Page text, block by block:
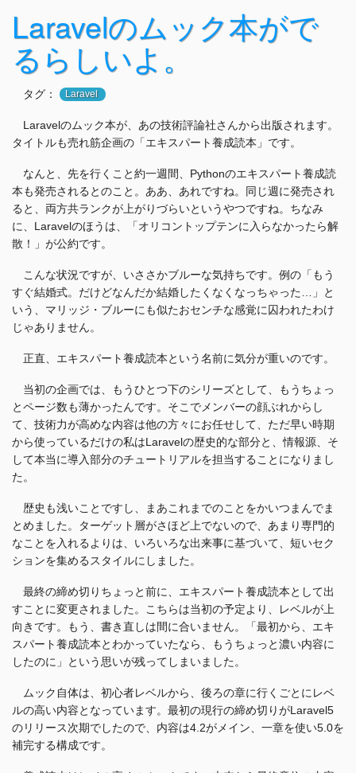
Laravelのムック本がで
るらしいよ。
タグ： Laravel
Laravelのムック本が、あの技術評論社さんから出版されます。
タイトルも売れ筋企画の「エキスパート養成読本」です。
なんと、先を行くこと約一週間、Pythonのエキスパート養成読
本も発売されるとのこと。ああ、あれですね。同じ週に発売され
ると、両方共ランクが上がりづらいというやつですね。ちなみ
に、Laravelのほうは、「オリコントップテンに入らなかったら解
散！」が公約です。
こんな状況ですが、いささかブルーな気持ちです。例の「もう
すぐ結婚式。だけどなんだか結婚したくなくなっちゃった…」と
いう、マリッジ・ブルーにも似たおセンチな感覚に囚われたわけ
じゃありません。
正直、エキスパート養成読本という名前に気分が重いのです。
当初の企画では、もうひとつ下のシリーズとして、もうちょっ
とページ数も薄かったんです。そこでメンバーの顔ぶれからし
て、技術力が高めな内容は他の方々にお任せして、ただ早い時期
から使っているだけの私はLaravelの歴史的な部分と、情報源、そ
して本当に導入部分のチュートリアルを担当することになりまし
た。
歴史も浅いことですし、まあこれまでのことをかいつまんでま
とめました。ターゲット層がさほど上でないので、あまり専門的
なことを入れるよりは、いろいろな出来事に基づいて、短いセク
ションを集めるスタイルにしました。
最終の締め切りちょっと前に、エキスパート養成読本として出
すことに変更されました。こちらは当初の予定より、レベルが上
向きです。もう、書き直しは間に合いません。「最初から、エキ
スパート養成読本とわかっていたなら、もうちょっと濃い内容に
したのに」という思いが残ってしまいました。
ムック自体は、初心者レベルから、後ろの章に行くごとにレベ
ルの高い内容となっています。最初の現行の締め切りがLaravel5
のリリース次期でしたので、内容は4.2がメイン、一章を使い5.0を
補完する構成です。